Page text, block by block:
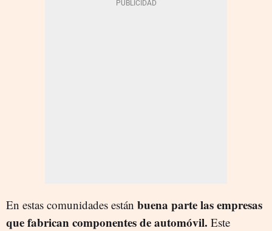
En estas comunidades están buena parte las empresas
que fabrican componentes de automóvil. Este